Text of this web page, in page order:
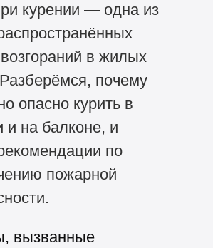
курении — одна из
в жилых
почему
опасно курить в
и на балконе, и
по
пожарной
вызванные